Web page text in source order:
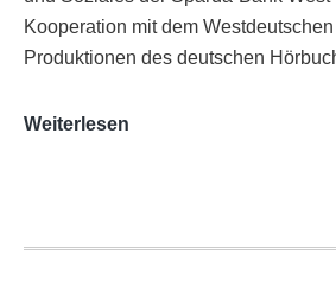
Kooperation mit dem
Produktionen des deutschen
Weiterlesen
Ausgezeichnete